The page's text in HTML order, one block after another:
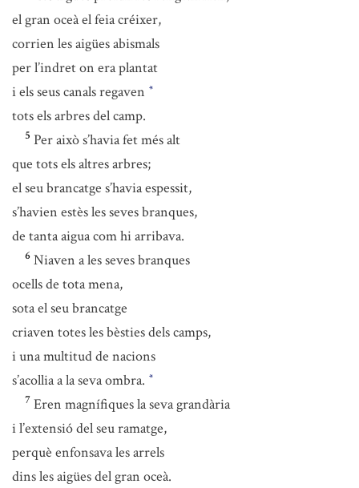
el gran oceà el feia créixer,
corrien les aigües abismals
per l’indret on era plantat
i els seus canals regaven *
tots els arbres del camp.
5 Per això s’havia fet més alt
que tots els altres arbres;
el seu brancatge s’havia espessit,
s’havien estès les seves branques,
de tanta aigua com hi arribava.
6 Niaven a les seves branques
ocells de tota mena,
sota el seu brancatge
criaven totes les bèsties dels camps,
i una multitud de nacions
s’acollia a la seva ombra. *
7 Eren magnífiques la seva grandària
i l’extensió del seu ramatge,
perquè enfonsava les arrels
dins les aigües del gran oceà.